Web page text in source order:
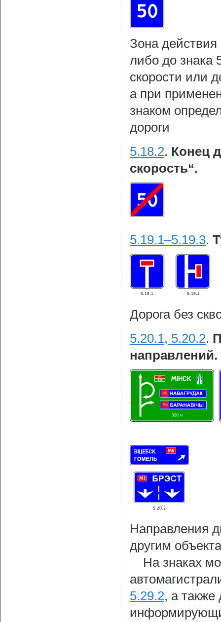
Зона действия
либо до знака
скорости или
а при
знаком
дороги
5.18.2. Конец
скорость“.
5.19.1–5.19.3.
Дорога без
5.20.1, 5.20.2.
направлений.
Направления
другим
На знаках
5.29.2, а также